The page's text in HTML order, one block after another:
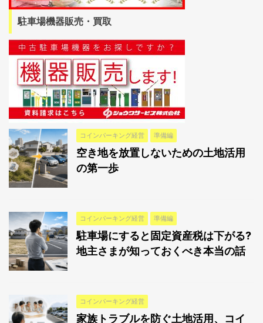
駐車場機器販売・買取
コインパーキング経営 準備編
空き地を放置しないための土地活用
の第一歩
コインパーキング経営 準備編
駐車場にすると固定資産税は下がる?
地主さまが知っておくべき本当の話
コインパーキング経営
家族トラブルを防ぐ土地活用、コイ